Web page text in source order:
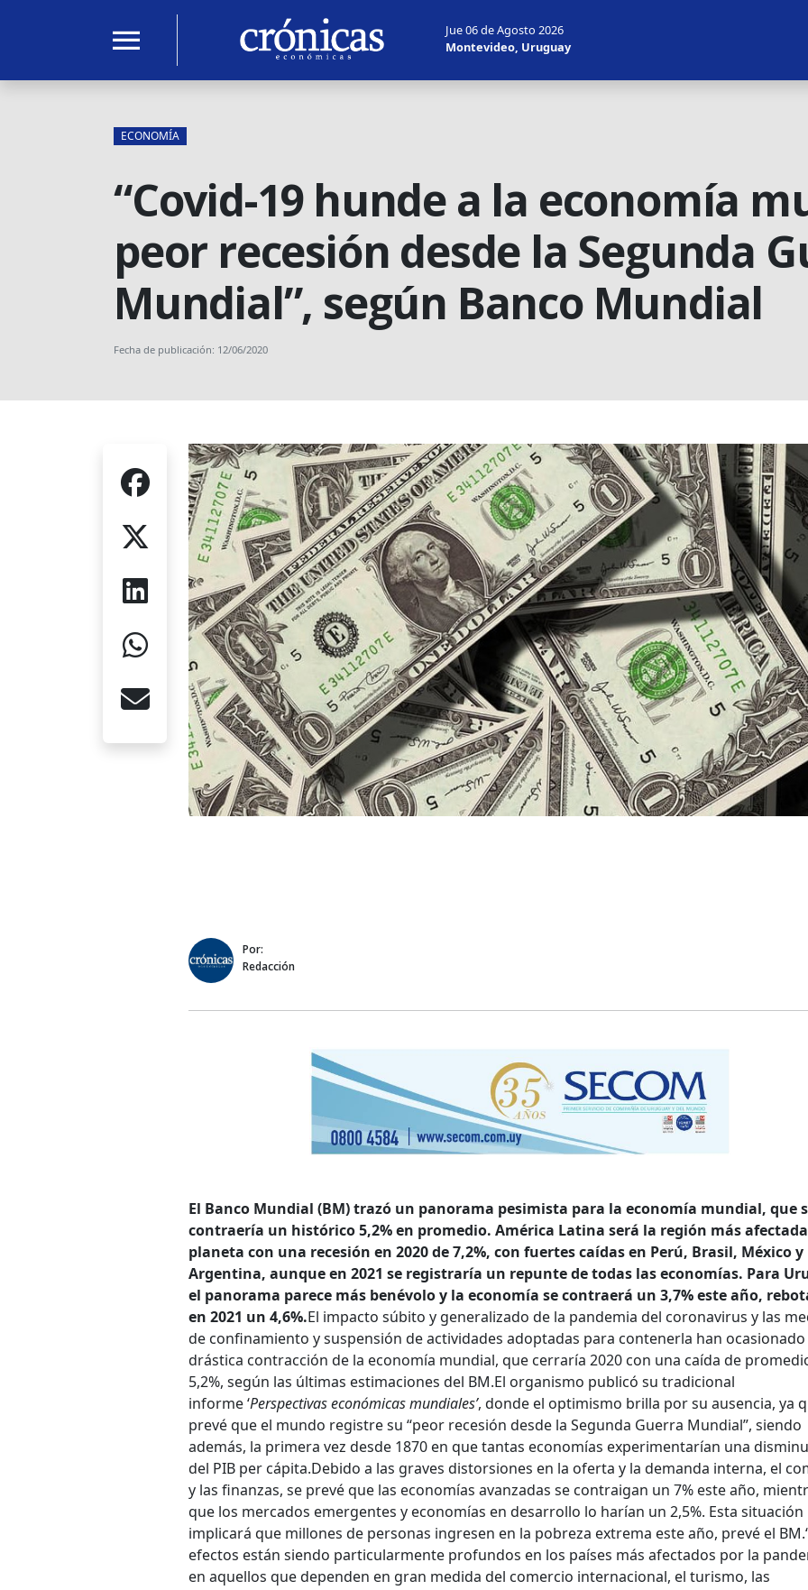
menu
Jue 06 de Agosto 2026
Montevideo, Uruguay
ECONOMÍA
“Covid-19 hunde a la economía
peor recesión desde la Segunda
Mundial”, según Banco Mundial
Fecha de publicación: 12/06/2020
Por:
Redacción
El Banco Mundial (BM) trazó un panorama pesimista para la economía mundial, que
contraería un histórico 5,2% en promedio. América Latina será la región más
planeta con una recesión en 2020 de 7,2%, con fuertes caídas en Perú, Brasil, México y
Argentina, aunque en 2021 se registraría un repunte de todas las economías. Para
el panorama parece más benévolo y la economía se contraerá un 3,7% este año,
en 2021 un 4,6%.El impacto súbito y generalizado de la pandemia del coronavirus y las
de confinamiento y suspensión de actividades adoptadas para contenerla han
drástica contracción de la economía mundial, que cerraría 2020 con una caída de
5,2%, según las últimas estimaciones del BM.El organismo publicó su tradicional
informe ‘Perspectivas económicas mundiales’, donde el optimismo brilla por su ausencia, ya
prevé que el mundo registre su “peor recesión desde la Segunda Guerra Mundial”, siendo
además, la primera vez desde 1870 en que tantas economías experimentarían una
del PIB per cápita.Debido a las graves distorsiones en la oferta y la demanda interna, el
y las finanzas, se prevé que las economías avanzadas se contraigan un 7% este año,
que los mercados emergentes y economías en desarrollo lo harían un 2,5%. Esta situación
implicará que millones de personas ingresen en la pobreza extrema este año, prevé el BM.
efectos están siendo particularmente profundos en los países más afectados por la
en aquellos que dependen en gran medida del comercio internacional, el turismo, las